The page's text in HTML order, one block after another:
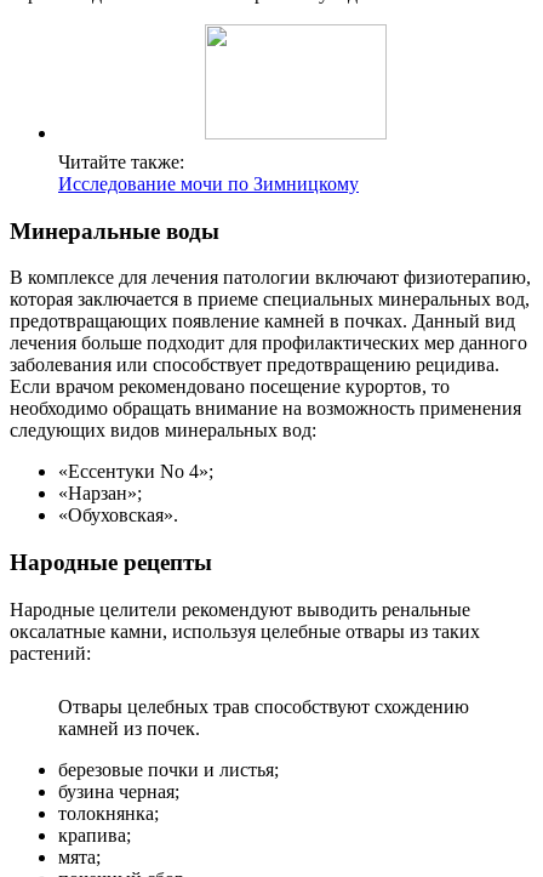
Читайте также:
Исследование мочи по Зимницкому
Минеральные воды
В комплексе для лечения патологии включают физиотерапию,
которая заключается в приеме специальных минеральных вод,
предотвращающих появление камней в почках. Данный вид
лечения больше подходит для профилактических мер данного
заболевания или способствует предотвращению рецидива.
Если врачом рекомендовано посещение курортов, то
необходимо обращать внимание на возможность применения
следующих видов минеральных вод:
«Ессентуки No 4»;
«Нарзан»;
«Обуховская».
Народные рецепты
Народные целители рекомендуют выводить ренальные
оксалатные камни, используя целебные отвары из таких
растений:
Отвары целебных трав способствуют схождению
камней из почек.
березовые почки и листья;
бузина черная;
толокнянка;
крапива;
мята;